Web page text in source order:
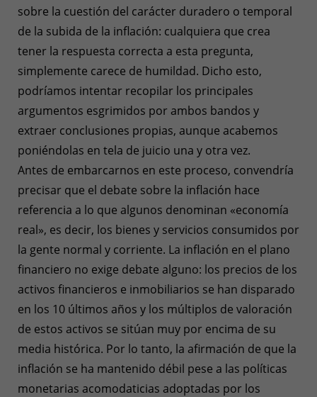
sobre la cuestión del carácter duradero o temporal
de la subida de la inflación: cualquiera que crea
tener la respuesta correcta a esta pregunta,
simplemente carece de humildad. Dicho esto,
podríamos intentar recopilar los principales
argumentos esgrimidos por ambos bandos y
extraer conclusiones propias, aunque acabemos
poniéndolas en tela de juicio una y otra vez.
Antes de embarcarnos en este proceso, convendría
precisar que el debate sobre la inflación hace
referencia a lo que algunos denominan «economía
real», es decir, los bienes y servicios consumidos por
la gente normal y corriente. La inflación en el plano
financiero no exige debate alguno: los precios de los
activos financieros e inmobiliarios se han disparado
en los 10 últimos años y los múltiplos de valoración
de estos activos se sitúan muy por encima de su
media histórica. Por lo tanto, la afirmación de que la
inflación se ha mantenido débil pese a las políticas
monetarias acomodaticias adoptadas por los